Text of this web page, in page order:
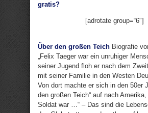
gratis?
[adrotate group=“6″]
Über den großen Teich Biografie
„Felix Taeger war ein unruhiger
seiner Jugend floh er nach dem
mit seiner Familie in den Westen
Von dort machte er sich in den 50er
den großen Teich“ auf nach
Soldat war …“ – Das sind die